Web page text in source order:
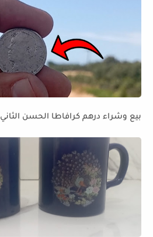
بيع وشراء درهم كرافاطا الحسن الثاني 1965 ب 6000 درهم